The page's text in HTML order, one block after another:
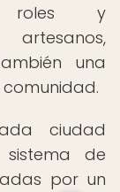
roles y
una
ciudad
de
por un